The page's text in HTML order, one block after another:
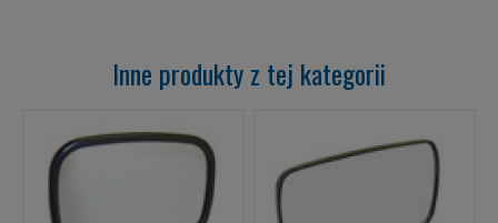
Inne produkty z tej kategorii